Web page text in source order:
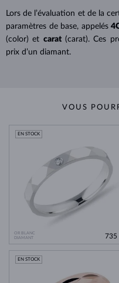
Lors de l’évaluation et de la
paramètres de base, appelés
(color) et carat (carat). Ces
prix d’un diamant.
VOUS
OR BLANC
DIAMANT
EN STOCK
735
EN STOCK